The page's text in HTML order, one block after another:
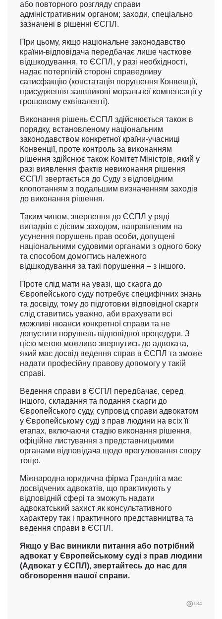
або повторного розгляду справи
адміністративним органом; заходи, спеціально
зазначені в рішенні ЄСПЛ.
При цьому, якщо національне законодавство
країни-відповідача передбачає лише часткове
відшкодування, то ЄСПЛ, у разі необхідності,
надає потерпілій стороні справедливу
сатисфакцію (констатація порушення Конвенції,
присудження заявникові моральної компенсації у
грошовому еквіваленті).
Виконання рішень ЄСПЛ здійснюється також в
порядку, встановленому національним
законодавством конкретної країни-учасниці
Конвенції, проте контроль за виконанням
рішення здійснює також Комітет Міністрів, який у
разі виявлення фактів невиконання рішення
ЄСПЛ звертається до Суду з відповідним
клопотанням з подальшим визначенням заходів
до виконання рішення.
Таким чином, звернення до ЄСПЛ у ряді
випадків є дієвим заходом, направленим на
усунення порушень прав особи, допущені
національними судовими органами з одного боку
та способом домогтись належного
відшкодування за такі порушення – з іншого.
Проте слід мати на увазі, що скарга до
Європейського суду потребує специфічних знань
та досвіду, тому до підготовки відповідної скарги
слід ставитись уважно, аби врахувати всі
можливі нюанси конкретної справи та не
допустити порушень відповідної процедури. З
цією метою можливо звернутись до адвоката,
який має досвід ведення справ в ЄСПЛ та зможе
надати професійну правову допомогу у такій
справі.
Ведення справи в ЄСПЛ передбачає, серед
іншого, складання та подання скарги до
Європейського суду, супровід справи адвокатом
у Європейському суді з прав людини на всіх її
етапах, включаючи стадію виконання рішення,
офіційне листування з представницькими
органами відповідача щодо врегулювання спору
тощо.
Міжнародна юридична фірма Грандліга має
досвідчених адвокатів, що практикують у
відповідній сфері та зможуть надати
адвокатський захист як консультативного
характеру так і практичного представництва та
ведення справи в ЄСПЛ.
Якщо у Вас виникли питання або потрібний
адвокат у Європейському суді з прав людини
(Адвокат у ЄСПЛ), звертайтесь до нас для
обговорення вашої справи.
184